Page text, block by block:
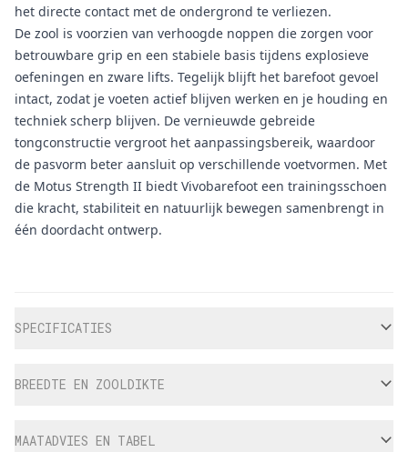
het directe contact met de ondergrond te verliezen.
De zool is voorzien van verhoogde noppen die zorgen voor
betrouwbare grip en een stabiele basis tijdens explosieve
oefeningen en zware lifts. Tegelijk blijft het barefoot gevoel
intact, zodat je voeten actief blijven werken en je houding en
techniek scherp blijven. De vernieuwde gebreide
tongconstructie vergroot het aanpassingsbereik, waardoor
de pasvorm beter aansluit op verschillende voetvormen. Met
de Motus Strength II biedt Vivobarefoot een trainingsschoen
die kracht, stabiliteit en natuurlijk bewegen samenbrengt in
één doordacht ontwerp.
SPECIFICATIES
BREEDTE EN ZOOLDIKTE
MAATADVIES EN TABEL